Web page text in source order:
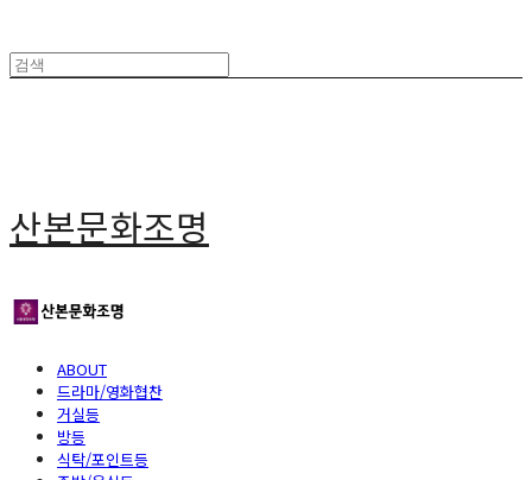
산본문화조명
ABOUT
드라마/영화협찬
거실등
방등
식탁/포인트등